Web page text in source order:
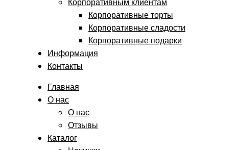
Корпоративным клиентам
Корпоративные торты
Корпоративные сладости
Корпоративные подарки
Информация
Контакты
Главная
О нас
О нас
Отзывы
Каталог